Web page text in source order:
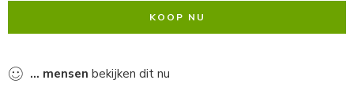
KOOP NU
... mensen bekijken dit nu